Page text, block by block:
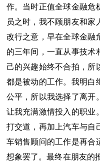
作。当时正值全球金融危
员之时，我不顾朋友和
改行之意，早在全球金融
的三年间，一直从事技术
己的兴趣始终不合拍，所
都是被动的工作。我明白
公平，所以我选择了离开
让我充满激情投入的职业
打交道，再加上汽车与自
车销售顾问的工作是再合
想象罢了。最终在朋友的